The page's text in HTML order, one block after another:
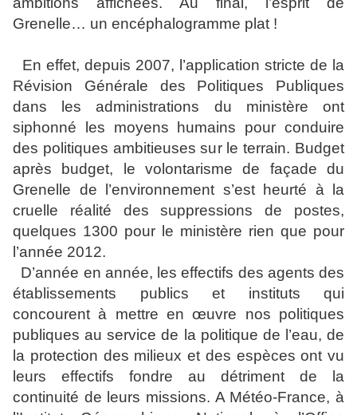
Grenelle… un encéphalogramme plat !
En effet, depuis 2007, l’application stricte de la
Révision Générale des Politiques Publiques
dans les administrations du ministère ont
siphonné les moyens humains pour conduire
des politiques ambitieuses sur le terrain. Budget
après budget, le volontarisme de façade du
Grenelle de l’environnement s’est heurté à la
cruelle réalité des suppressions de postes,
quelques 1300 pour le ministère rien que pour
l’année 2012.
D’année en année, les effectifs des agents des
établissements publics et instituts qui
concourent à mettre en œuvre nos politiques
publiques au service de la politique de l’eau, de
la protection des milieux et des espèces ont vu
leurs effectifs fondre au détriment de la
continuité de leurs missions. A Météo-France, à